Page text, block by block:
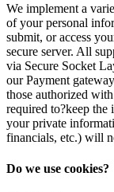
We implement a
of your personal
submit, or access
secure server. All
via Secure Socket
our Payment
those authorized
required to?keep
your private
financials, etc.) will
Do we use cookies?